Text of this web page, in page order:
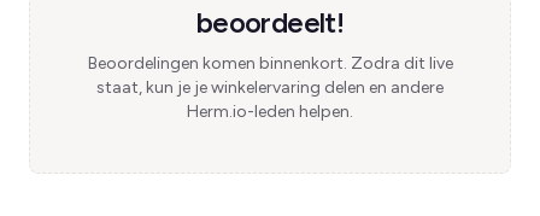
beoordeelt!
Beoordelingen komen binnenkort. Zodra dit live
staat, kun je je winkelervaring delen en andere
Herm.io-leden helpen.